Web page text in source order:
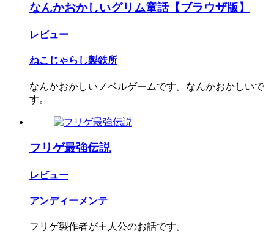
なんかおかしいグリム童話【ブラウザ版】
レビュー
ねこじゃらし製鉄所
なんかおかしいノベルゲームです。なんかおかしいで
す。
フリゲ最強伝説
レビュー
アンディーメンテ
フリゲ製作者が主人公のお話です。